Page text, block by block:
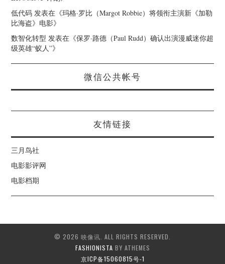
低代码 发表在《玛格·罗比（Margot Robbie）将领衔主演新《加勒
比海盗》电影》
数智化转型 发表在《保罗·路德（Paul Rudd）确认出演漫威迷你超
级英雄“蚁人”》
微信公共帐号
友情链接
三月鸟社
电影影评网
电影档期
© 2026 映像讯. ALL RIGHTS RESERVED.
FASHIONISTA BY ATHEMES
京ICP备15060815号-1